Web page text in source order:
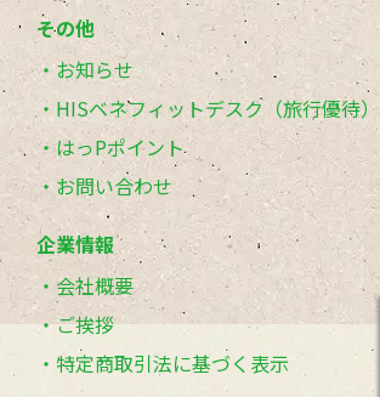
その他
お知らせ
HISベネフィットデスク（旅行優待）
はっPポイント
お問い合わせ
企業情報
会社概要
ご挨拶
特定商取引法に基づく表示